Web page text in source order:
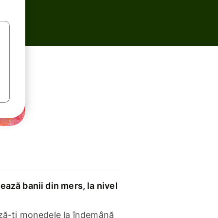
banii din mers, la nivel
ți monedele la îndemână